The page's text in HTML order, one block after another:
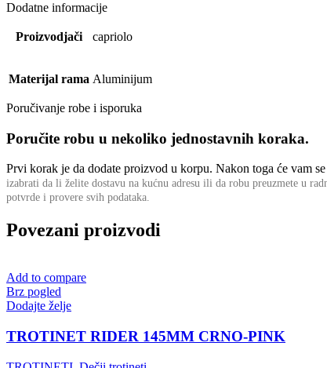
Dodatne informacije
Proizvodjači capriolo
Materijal rama Aluminijum
Poručivanje robe i isporuka
Poručite robu u nekoliko jednostavnih koraka.
Prvi korak je da dodate proizvod u korpu. Nakon toga će vam
izabrati da li želite dostavu na kućnu adresu ili da robu preuzmete u
potvrde i provere svih podataka.
Povezani proizvodi
Add to compare
Brz pogled
Dodajte želje
TROTINET RIDER 145MM CRNO-PINK